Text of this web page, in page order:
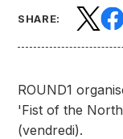
SHARE:
ROUND1
'Fist of the
(vendredi).